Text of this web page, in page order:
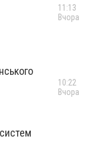
11:13
Вчора
10:22
Вчора